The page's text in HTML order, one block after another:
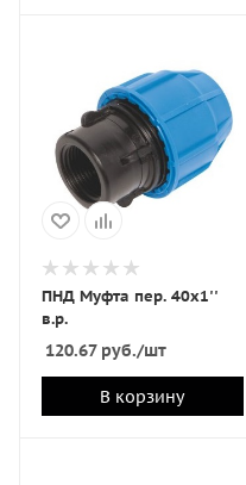
ПНД Муфта пер. 40х1''
в.р.
120.67руб./шт
В корзину